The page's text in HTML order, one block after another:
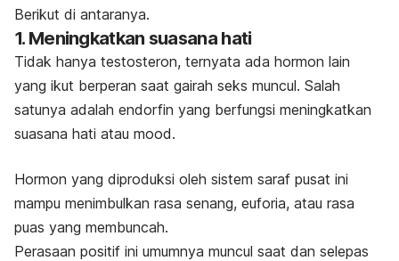
Berikut di antaranya.
1. Meningkatkan suasana hati
Tidak hanya testosteron, ternyata ada hormon lain
yang ikut berperan saat gairah seks muncul. Salah
satunya adalah endorfin yang berfungsi meningkatkan
suasana hati atau mood.
Hormon yang diproduksi oleh sistem saraf pusat ini
mampu menimbulkan rasa senang, euforia, atau rasa
puas yang membuncah.
Perasaan positif ini umumnya muncul saat dan selepas